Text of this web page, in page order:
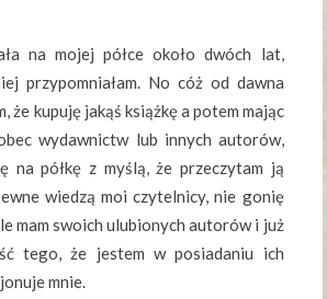
na mojej półce około dwóch lat,
przypomniałam. No cóż od dawna
że kupuję jakąś książkę a potem mając
wydawnictw lub innych autorów,
na półkę z myślą, że przeczytam ją
wiedzą moi czytelnicy, nie gonię
mam swoich ulubionych autorów i już
tego, że jestem w posiadaniu ich
mnie.